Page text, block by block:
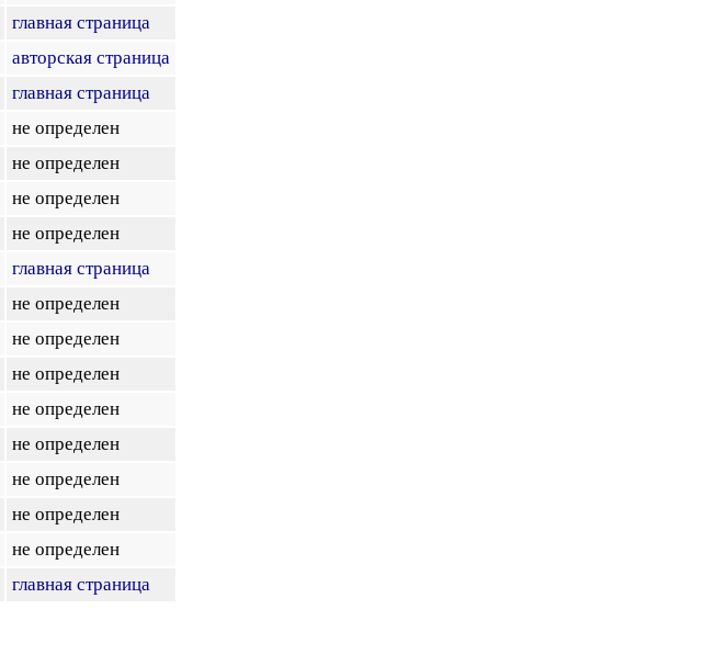
главная страница
авторская страница
главная страница
не определен
не определен
не определен
не определен
главная страница
не определен
не определен
не определен
не определен
не определен
не определен
не определен
не определен
главная страница